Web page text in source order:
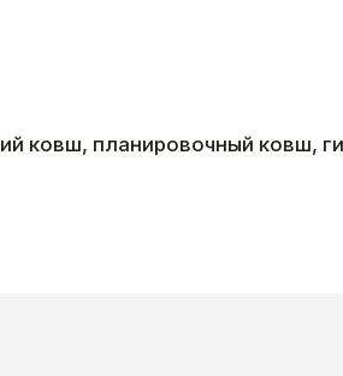
ковш, планировочный ковш,